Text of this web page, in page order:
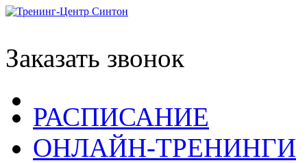
Заказать звонок
РАСПИСАНИЕ
ОНЛАЙН-ТРЕНИНГИ